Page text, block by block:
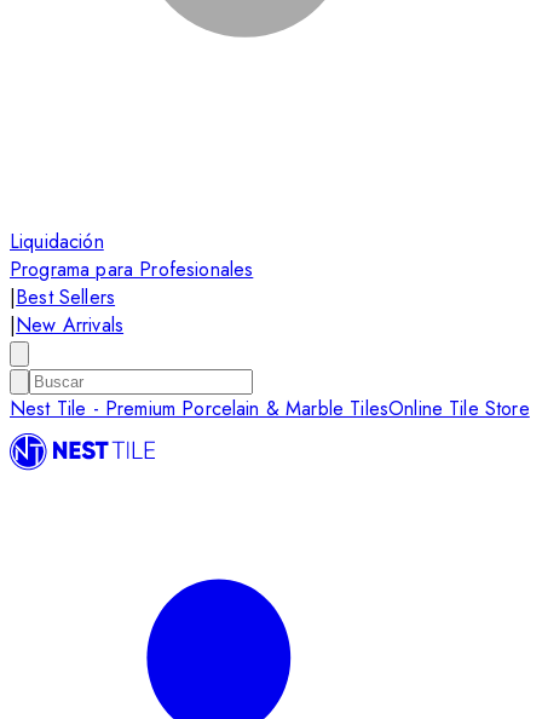
Liquidación
Programa para Profesionales
|Best Sellers
|New Arrivals
Nest Tile - Premium Porcelain & Marble TilesOnline Tile Store